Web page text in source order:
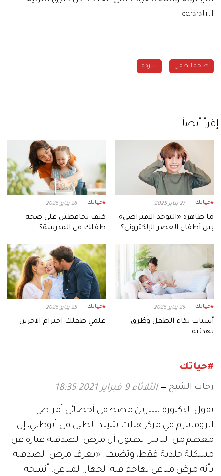
الناجحة».
صحة الطفل سرقة
إقرأ أيضاً
#حياتك 27 يناير 2025
ما ظاهرة «التوحد الافتراضي»
بين أطفال العصر الإلكتروني؟
#حياتك 26 يناير 2025
كيف تحافظين على صحة
طفلك في المدرسة؟
#حياتك 25 يناير 2025
أسباب بكاء الطفل وطُرق
تهدئته
#حياتك 25 يناير 2025
علمي طفلك احترام الآخرين
#حياتك
رحاب الشيخ الثلاثاء 9 فبراير 2021 18:35
تقول الدكتورة نسرين مصطفى أخصائي أمراض
الروماتيزم في مركز هيلث شيلد الطبي في أبوظبي، إن
معظم من الناس يظنون أن مرض الصدفية عبارة عن
مشكلة جلدية فقط، وتضيف: «يعرف مرض الصدفية
بأنه مرض مناعي يهاجم فيه الجهاز المناعي، أنسجة